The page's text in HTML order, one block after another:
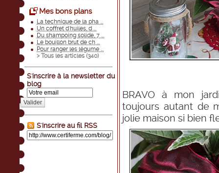
Mes bons plans
La technique de la pha ...
Un coffret d'huiles, d ...
Du shampoing solide, 7 ...
Le bouillon brut de ch ...
Pour ranger les légume ...
> Tous les articles (340)
S'inscrire à la newsletter du
blog
Valider
S'inscrire au fil RSS
BRAVO à mon
toujours autant de
jolie maison si bien